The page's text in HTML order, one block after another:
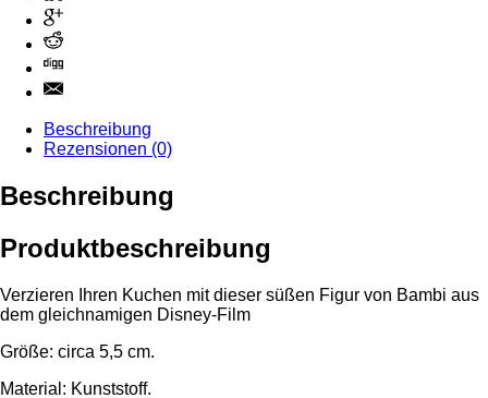
Beschreibung
Rezensionen (0)
Beschreibung
Produktbeschreibung
Verzieren Ihren Kuchen mit dieser süßen Figur von Bambi aus
dem gleichnamigen Disney-Film
Größe: circa 5,5 cm.
Material: Kunststoff.